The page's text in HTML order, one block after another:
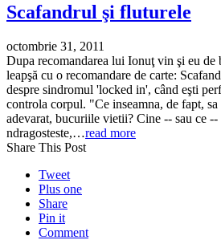
Scafandrul şi fluturele
octombrie 31, 2011
Dupa recomandarea lui Ionuţ vin şi eu de
leapşă cu o recomandare de carte:
despre sindromul 'locked in', când eşti
controla corpul. "Ce inseamna, de fapt,
adevarat, bucuriile vietii? Cine -- sau ce --
ndragosteste,…read more
Share This Post
Tweet
Plus one
Share
Pin it
Comment